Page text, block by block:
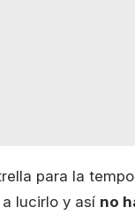
para la
lucirlo y así no